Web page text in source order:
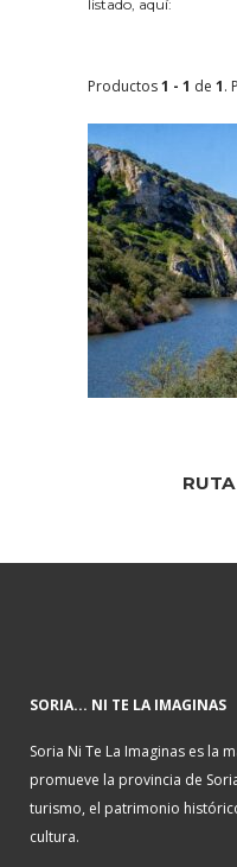
listado, aquí:
Productos1 - 1 de 1.
SORIA... NI TE LA IMAGINAS
Soria Ni Te La Imaginas es la
promueve la provincia de
turismo, el patrimonio
cultura.